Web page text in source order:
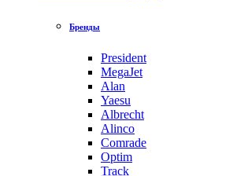
Бренды
President
MegaJet
Alan
Yaesu
Albrecht
Alinco
Comrade
Optim
Track